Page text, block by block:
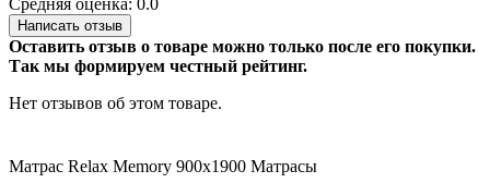
Средняя оценка: 0.0
Написать отзыв
Оставить отзыв о товаре можно только после его покупки.
Так мы формируем честный рейтинг.
Нет отзывов об этом товаре.
Матрас Relax Memory 900х1900 Матрасы